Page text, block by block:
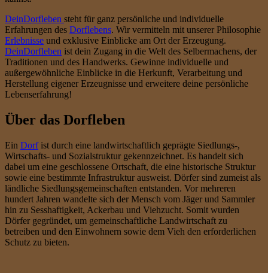
DeinDorfleben steht für ganz persönliche und individuelle
Erfahrungen des Dorflebens. Wir vermitteln mit unserer Philosophie
Erlebnisse und exklusive Einblicke am Ort der Erzeugung.
DeinDorfleben ist dein Zugang in die Welt des Selbermachens, der
Traditionen und des Handwerks. Gewinne individuelle und
außergewöhnliche Einblicke in die Herkunft, Verarbeitung und
Herstellung eigener Erzeugnisse und erweitere deine persönliche
Lebenserfahrung!
Über das Dorfleben
Ein Dorfist durch eine landwirtschaftlich geprägte Siedlungs-,
Wirtschafts- und Sozialstruktur gekennzeichnet. Es handelt sich
dabei um eine geschlossene Ortschaft, die eine historische Struktur
sowie eine bestimmte Infrastruktur ausweist. Dörfer sind zumeist als
ländliche Siedlungsgemeinschaften entstanden. Vor mehreren
hundert Jahren wandelte sich der Mensch vom Jäger und Sammler
hin zu Sesshaftigkeit, Ackerbau und Viehzucht. Somit wurden
Dörfer gegründet, um gemeinschaftliche Landwirtschaft zu
betreiben und den Einwohnern sowie dem Vieh den erforderlichen
Schutz zu bieten.